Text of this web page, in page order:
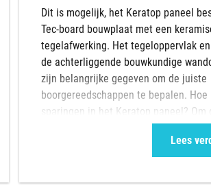
Dit is mogelijk, het Keratop paneel
Tec-board bouwplaat met een
tegelafwerking. Het tegeloppervlak
de achterliggende bouwkundige
zijn belangrijke gegeven om de juiste
boorgereedschappen te bepalen. Hoe
sparingen in het Keratop paneel? Om
Lees